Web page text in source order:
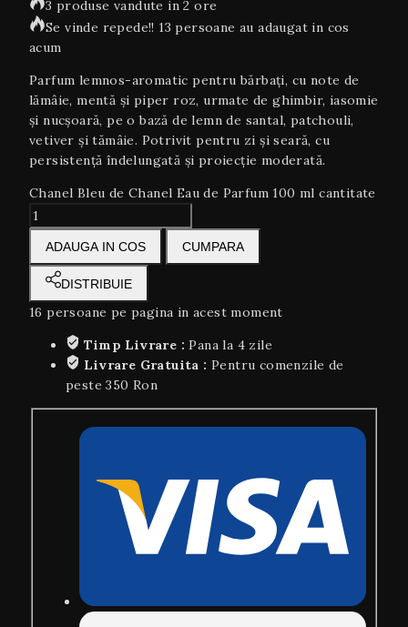
3 produse vandute in 2 ore
Se vinde repede!! 13 persoane au adaugat in cos
acum
Parfum lemnos-aromatic pentru bărbați, cu note de
lămâie, mentă și piper roz, urmate de ghimbir, iasomie
și nucșoară, pe o bază de lemn de santal, patchouli,
vetiver și tămâie. Potrivit pentru zi și seară, cu
persistență îndelungată și proiecție moderată.
Chanel Bleu de Chanel Eau de Parfum 100 ml cantitate
ADAUGA IN COS CUMPARA
DISTRIBUIE
16 persoane pe pagina in acest moment
Timp Livrare :Pana la 4 zile
Livrare Gratuita :Pentru comenzile de
peste 350 Ron